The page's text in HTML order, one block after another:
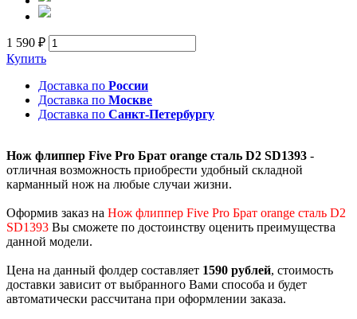
1 590 ₽
Купить
Доставка по России
Доставка по Москве
Доставка по Санкт-Петербургу
Нож флиппер Five Pro Брат orange сталь D2 SD1393 -
отличная возможность приобрести удобный складной
карманный нож на любые случаи жизни.
Оформив заказ на Нож флиппер Five Pro Брат orange сталь D2
SD1393 Вы сможете по достоинству оценить преимущества
данной модели.
Цена на данный фолдер составляет 1590 рублей, стоимость
доставки зависит от выбранного Вами способа и будет
автоматически рассчитана при оформлении заказа.